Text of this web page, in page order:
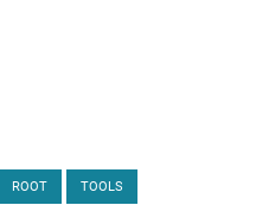
ROOT TOOLS